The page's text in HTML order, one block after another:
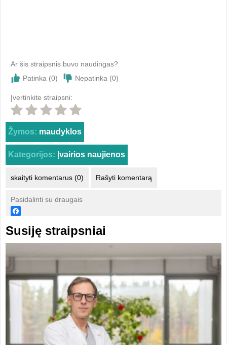
Ar šis straipsnis buvo naudingas?
Patinka (0) Nepatinka (0)
Įvertinkite straipsni:
Žymos: maudyklos
Kategorijos: Įvairios naujienos
skaityti komentarus (0) Rašyti komentarą
Pasidalinti su draugais
Susiję straipsniai